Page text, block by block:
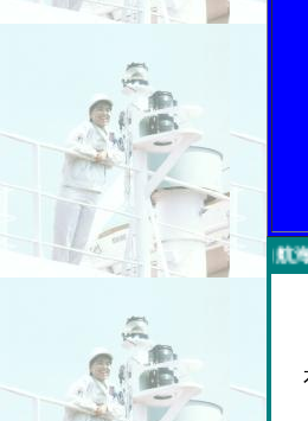
今週の「内航海運新聞」広告スポ